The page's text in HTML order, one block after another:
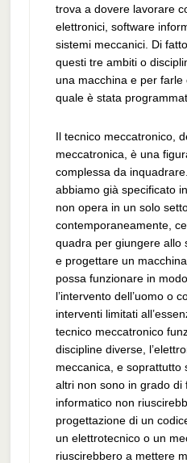
trova a dovere lavorare
elettronici, software
sistemi meccanici. Di
questi tre ambiti o
una macchina e per farle
quale è stata
Il tecnico meccatronico,
meccatronica, è una
complessa da
abbiamo già specificato
non opera in un solo
contemporaneamente,
quadra per giungere allo
e progettare un
possa funzionare in
l’intervento dell’uomo o
interventi limitati
tecnico meccatronico
discipline diverse,
meccanica, e soprattutto
altri non sono in grado di
informatico non
progettazione di un
un elettrotecnico o un
riuscirebbero a mettere